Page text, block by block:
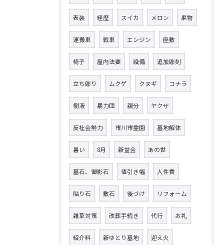
表装 経歴 スイカ メロン 果物
運搬車 戦車 エンジン 座敷
椅子 屋内法要 設備 追加彫刻
立ち彫り ムクゲ クヌギ コナラ
樹液 暴力団 親分 ヤクザ
反社会勢力 市川市霊園 墓地解体
暑い 8月 新盆会 あの世
墓石、御影石 値引き幅 人件費
貼り石 敷石 後づけ リフォーム
雑草対策 改葬手続き 代行 お礼
紹介料 新ゆとり墓地 迎え火